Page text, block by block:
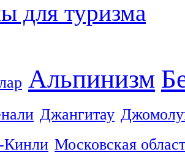
для туризма
Альпинизм
Джангитау
Московская